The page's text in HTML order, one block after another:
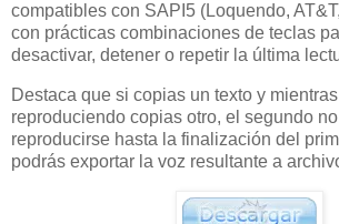
compatibles con SAPI5 (Loquendo,
con prácticas combinaciones de teclas
desactivar, detener o repetir la última
Destaca que si copias un texto y
reproduciendo copias otro, el segundo
reproducirse hasta la finalización del
podrás exportar la voz resultante a